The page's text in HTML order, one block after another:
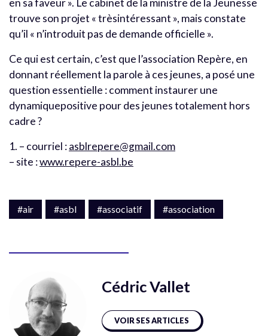
trouve son projet « trèsintéressant », mais constate
qu’il « n’introduit pas de demande officielle ».
Ce qui est certain, c’est que l’association Repère, en
donnant réellement la parole à ces jeunes, a posé une
question essentielle : comment instaurer une
dynamiquepositive pour des jeunes totalement hors
cadre ?
1. – courriel :asblrepere@gmail.com
– site :www.repere-asbl.be
#air #asbl #associatif #association
Cédric Vallet
VOIR SES ARTICLES